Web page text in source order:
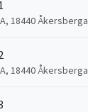
18440 Åkersberga
18440 Åkersberga